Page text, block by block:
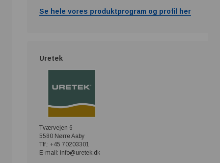
Se hele vores produktprogram og profil her
Uretek
Tværvejen 6
5580 Nørre Aaby
Tlf.: +45 70203301
E-mail: info@uretek.dk